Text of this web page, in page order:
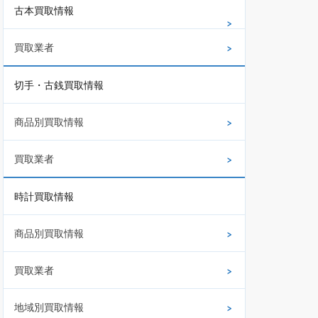
古本買取情報
買取業者
切手・古銭買取情報
商品別買取情報
買取業者
時計買取情報
商品別買取情報
買取業者
地域別買取情報